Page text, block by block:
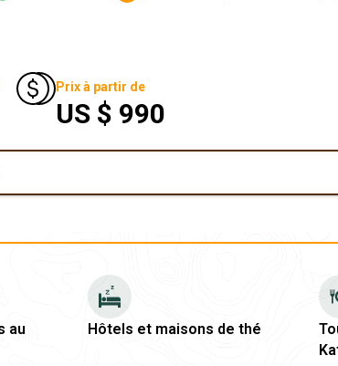
Prix à partir de
US $ 990
au
Hôtels et maisons de thé